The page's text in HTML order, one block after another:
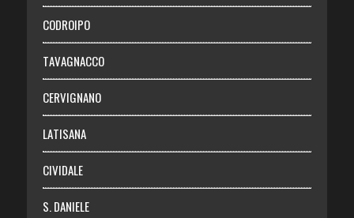
Necrologie
Chi siamo
Abbonati
Login
CODROIPO
TAVAGNACCO
CERVIGNANO
LATISANA
CIVIDALE
S. DANIELE